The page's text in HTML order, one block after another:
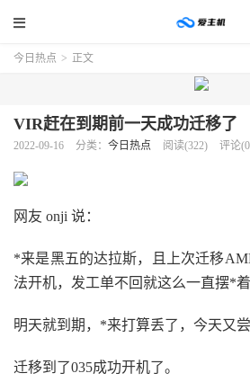
今日热点 > 正文
VIR赶在到期前一天成功迁移了
2022-09-16 分类： 今日热点 阅读(322) 评论
网友 onji 说：
*来是黑五的达拉斯，且上次迁移
法开机，发工单不回就这么一直摆*着
明天就到期，*来打算丢了，今天又
迁移到了035成功开机了。